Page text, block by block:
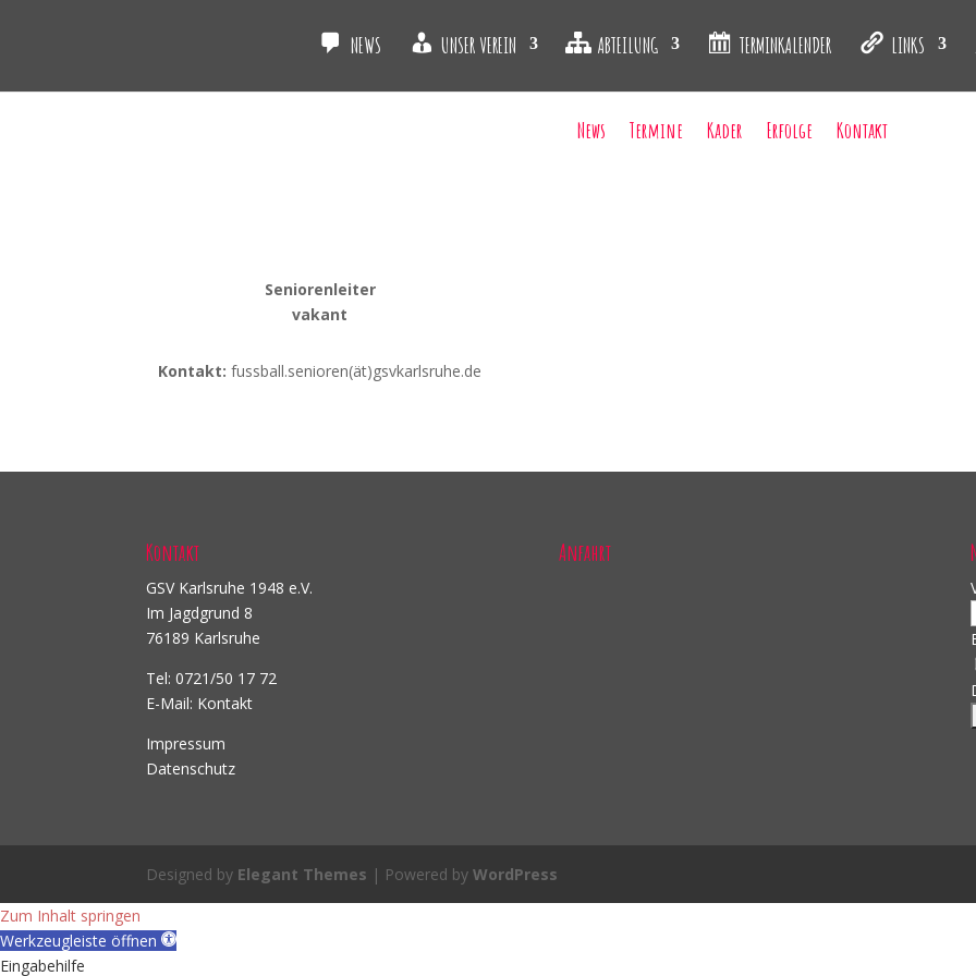
NEWS UNSER VEREIN ABTEILUNG TERMINKALENDER LINKS
News Termine Kader Erfolge Kontakt
Seniorenleiter
vakant
Kontakt: fussball.senioren(ät)gsvkarlsruhe.de
Kontakt
GSV Karlsruhe 1948 e.V.
Im Jagdgrund 8
76189 Karlsruhe
Tel: 0721/50 17 72
E-Mail: Kontakt
Impressum
Datenschutz
Anfahrt
Designed by Elegant Themes | Powered byWordPress
Zum Inhalt springen
Werkzeugleiste öffnen
Eingabehilfe